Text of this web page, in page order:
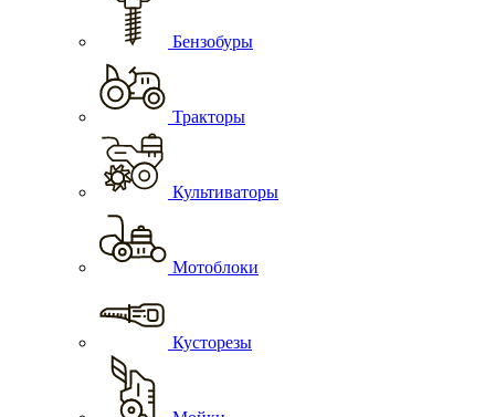
Бензобуры
Тракторы
Культиваторы
Мотоблоки
Кусторезы